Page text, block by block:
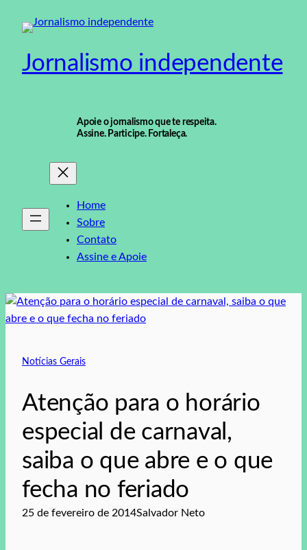
para
conteúdo
Jornalismo independente
Apoie o jornalismo que te respeita.
Assine. Participe. Fortaleça.
Home
Sobre
Contato
Assine e Apoie
Notícias Gerais
Atenção para o horário
especial de carnaval,
saiba o que abre e o que
fecha no feriado
25 de fevereiro de 2014Salvador Neto